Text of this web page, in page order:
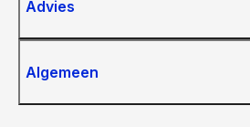
Advies
Algemeen